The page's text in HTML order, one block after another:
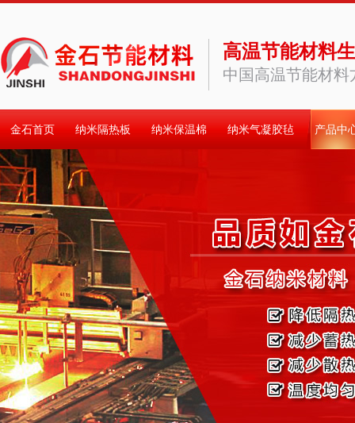
高温节能材料
中国高温节能材料
金石首页 纳米隔热板 纳米保温棉 纳米气凝胶毡 产品中